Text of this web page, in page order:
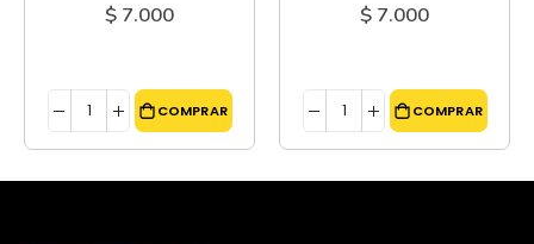
$ 7.000
COMPRAR
$ 7.000
COMPRAR